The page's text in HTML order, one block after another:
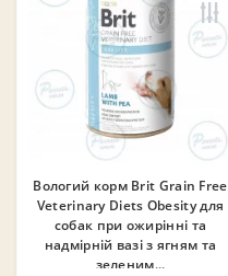
Вологий корм Brit Grain Free
Veterinary Diets Obesity для
собак при ожирінні та
надмірній вазі з ягням та
зеленим...